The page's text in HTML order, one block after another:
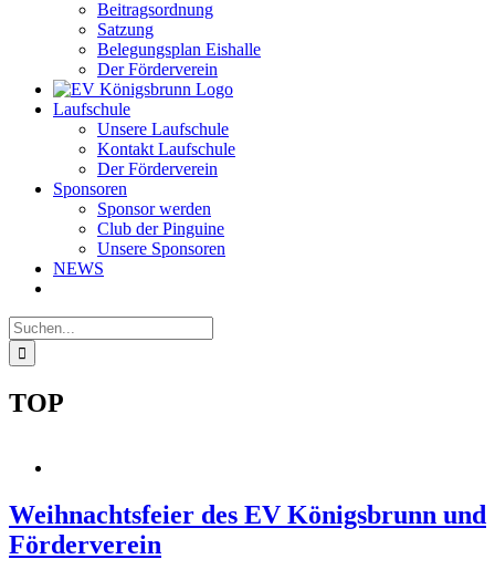
Beitragsordnung
Satzung
Belegungsplan Eishalle
Der Förderverein
Laufschule
Unsere Laufschule
Kontakt Laufschule
Der Förderverein
Sponsoren
Sponsor werden
Club der Pinguine
Unsere Sponsoren
NEWS
Suche
nach:
TOP
Weihnachtsfeier des EV Königsbrunn und
Förderverein